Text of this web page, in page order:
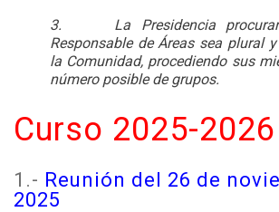
3. La Presidencia
Responsable de Áreas sea plural
la Comunidad, procediendo sus
número posible de grupos.
Curso 2025-2026
1.- Reunión del 26 de
2025